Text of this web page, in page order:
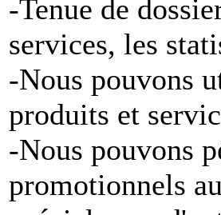
-Tenue de
services, les
-Nous pouvons
produits et
-Nous pouvons
promotionnels